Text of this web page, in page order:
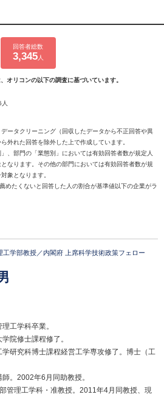
回答者総数
3,345人
オリコンの以下の調査に基づいています。
ータクリーニング（回収したデータから不正回答や異
外れた回答を除外した上で作成しています。
、部門の「業態別」においては有効回答者数が規定人
なります。その他の部門においては有効回答者数が規
象となります。
たくないと回答した人の割合が基準値以下の企業がラ
工学部教授／内閣府 上席科学技術政策フェロー
工学科卒業。
院修士課程修了。
研究科博士課程経営工学専攻修了。博士（工
。2002年6月同助教授。
管理工学科・准教授。2011年4月同教授、現